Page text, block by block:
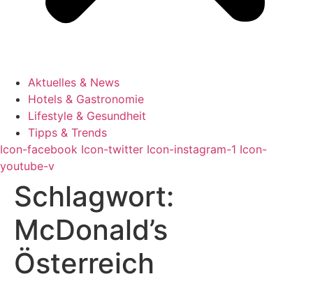
Aktuelles & News
Hotels & Gastronomie
Lifestyle & Gesundheit
Tipps & Trends
Icon-facebook Icon-twitter Icon-instagram-1 Icon-
youtube-v
Schlagwort:
McDonald’s
Österreich